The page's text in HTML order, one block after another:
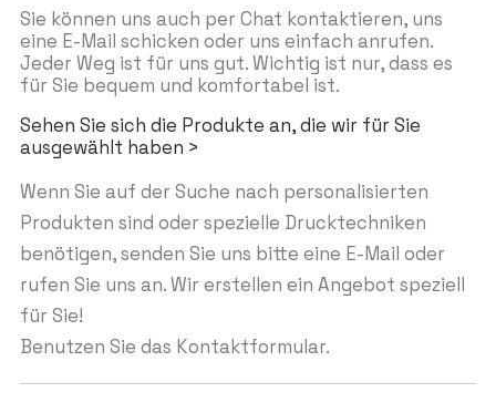
Sie können uns auch per Chat kontaktieren, uns
eine E-Mail schicken oder uns einfach anrufen.
Jeder Weg ist für uns gut. Wichtig ist nur, dass es
für Sie bequem und komfortabel ist.
Sehen Sie sich die Produkte an, die wir für Sie
ausgewählt haben >
Wenn Sie auf der Suche nach personalisierten
Produkten sind oder spezielle Drucktechniken
benötigen, senden Sie uns bitte eine E-Mail oder
rufen Sie uns an. Wir erstellen ein Angebot speziell
für Sie!
Benutzen Sie das Kontaktformular.